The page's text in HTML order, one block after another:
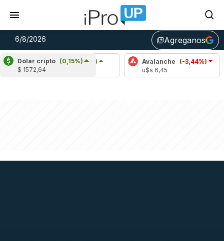
6/8/2026 library_addAgreganos
Dólar cripto (0,15%)
$ 1572,64
Cardano (5,93%)
u$s 0,20
Avalanche (-3,44%)